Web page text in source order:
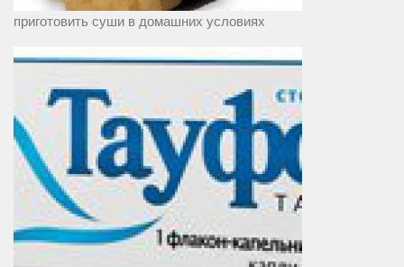
приготовить суши в домашних условиях